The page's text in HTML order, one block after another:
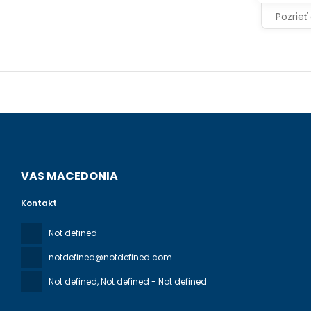
Prague?
airport
VAS MACEDONIA
Kontakt
Not defined
notdefined@notdefined.com
Not defined, Not defined - Not defined